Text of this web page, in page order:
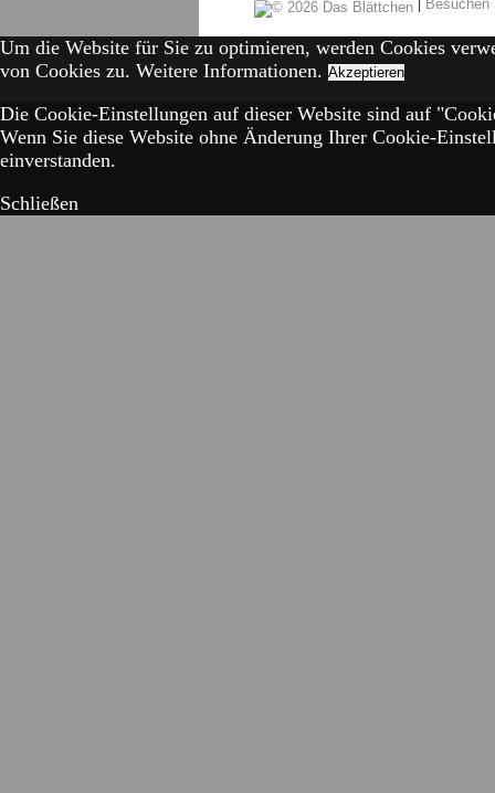
Um die Website für Sie zu optimieren, werden Cookies
von Cookies zu. Weitere Informationen. Akzeptieren
Die Cookie-Einstellungen auf dieser Website sind auf
Wenn Sie diese Website ohne Änderung Ihrer Cookie-
einverstanden.
Schließen